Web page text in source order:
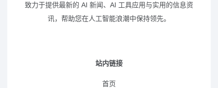
致力于提供最新的 AI 新闻、AI 工具应用与实用的信息资
讯，帮助您在人工智能浪潮中保持领先。
站内链接
首页